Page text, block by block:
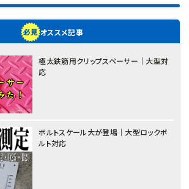
オススメ記事
極太鉄筋用クリップスペーサー｜大型対
応
ボルトスケール大が登場｜大型ロックボ
ルト対応